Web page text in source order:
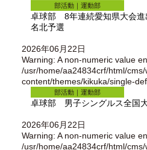
部活動｜運動部
卓球部 8年連続愛知県大会進
名北予選
2026年06月22日
Warning: A non-numeric value
/usr/home/aa24834crf/html/cms/
content/themes/kikuka/single-
部活動｜運動部
卓球部 男子シングルス全国
2026年06月22日
Warning: A non-numeric value
/usr/home/aa24834crf/html/cms/